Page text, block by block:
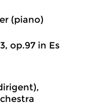
(piano)
op.97 in Es